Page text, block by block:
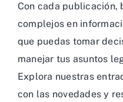
Con cada publicación,
complejos en
que puedas tomar
manejar tus asuntos
Explora nuestras
con las novedades y